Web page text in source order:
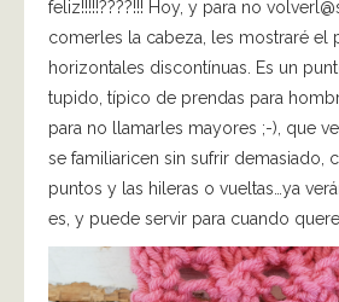
feliz!!!!!????!!! Hoy, y para no
comerles la cabeza, les mostraré el
horizontales discontínuas. Es un
tupido, típico de prendas para
para no llamarles mayores ;-), que
se familiaricen sin sufrir demasiado,
puntos y las hileras o vueltas…ya
es, y puede servir para cuando